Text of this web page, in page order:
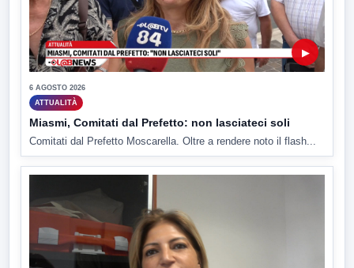
▶
6 AGOSTO 2026
ATTUALITÀ
Miasmi, Comitati dal Prefetto: non lasciateci soli
Comitati dal Prefetto Moscarella. Oltre a rendere noto il flash...